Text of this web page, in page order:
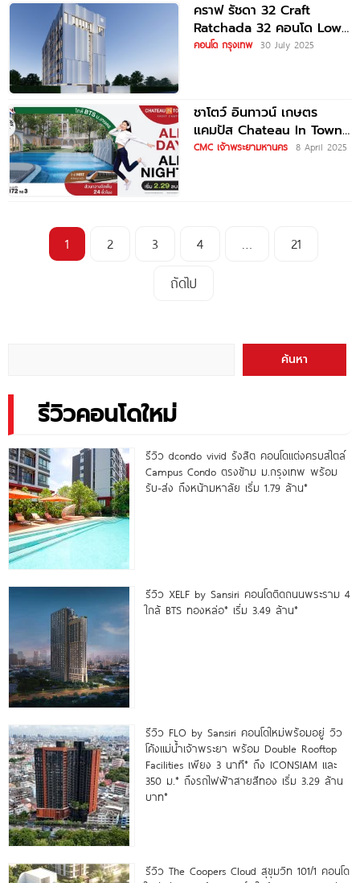
คราฟ รัชดา 32 Craft
Ratchada 32 คอนโด Low-
Rise ใจกลางรัชดา 32
คอนโด กรุงเทพ 30 July 2025
ชาโตว์ อินทาวน์ เกษตร
แคมปัส Chateau In Town
Kaset Campus คอนโดใหม่
CMC เจ้าพระยามหานคร 8 April 2025
1 2 3 4 …
21
ถัดไป
ค้นหา
รีวิวคอนโดใหม่
รีวิว dcondo vivid รังสิต คอนโดแต่งครบสไตล์
Campus Condo ตรงข้าม ม.กรุงเทพ พร้อม
รับ-ส่ง ถึงหน้ามหาลัย เริ่ม 1.79 ล้าน*
รีวิว XELF by Sansiri คอนโดติดถนนพระราม 4
ใกล้ BTS ทองหล่อ* เริ่ม 3.49 ล้าน*
รีวิว FLO by Sansiri คอนโดใหม่พร้อมอยู่ วิว
โค้งแม่น้ำเจ้าพระยา พร้อม Double Rooftop
Facilities เพียง 3 นาที* ถึง ICONSIAM และ
350 ม.* ถึงรถไฟฟ้าสายสีทอง เริ่ม 3.29 ล้าน
บาท*
รีวิว The Coopers Cloud สุขุมวิท 101/1 คอนโด